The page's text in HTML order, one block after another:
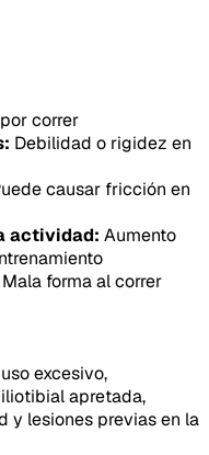
correr
Debilidad o rigidez en
causar fricción en
actividad: Aumento
Mala forma al correr
excesivo,
apretada,
y lesiones previas en la